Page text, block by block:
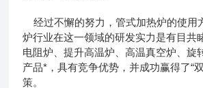
经过不懈的努力，管式加热炉的使用
炉行业在这一领域的研发实力是有目共
电阻炉、提升高温炉、高温真空炉、旋
产品*，具有竞争优势，并成功赢得了“
策。